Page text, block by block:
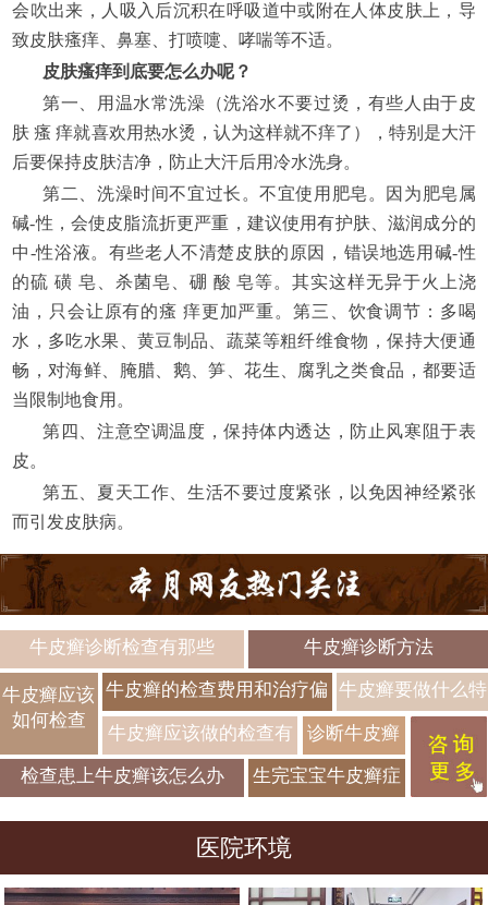
会吹出来，人吸入后沉积在呼吸道中或附在人体皮肤上，导
致皮肤瘙痒、鼻塞、打喷嚏、哮喘等不适。
皮肤瘙痒到底要怎么办呢？
第一、用温水常洗澡（洗浴水不要过烫，有些人由于皮
肤 瘙 痒就喜欢用热水烫，认为这样就不痒了），特别是大汗
后要保持皮肤洁净，防止大汗后用冷水洗身。
第二、洗澡时间不宜过长。不宜使用肥皂。因为肥皂属
碱-性，会使皮脂流折更严重，建议使用有护肤、滋润成分的
中-性浴液。有些老人不清楚皮肤的原因，错误地选用碱-性
的硫 磺 皂、杀菌皂、硼 酸 皂等。其实这样无异于火上浇
油，只会让原有的瘙 痒更加严重。第三、饮食调节：多喝
水，多吃水果、黄豆制品、蔬菜等粗纤维食物，保持大便通
畅，对海鲜、腌腊、鹅、笋、花生、腐乳之类食品，都要适
当限制地食用。
第四、注意空调温度，保持体内透达，防止风寒阻于表
皮。
第五、夏天工作、生活不要过度紧张，以免因神经紧张
而引发皮肤病。
牛皮癣诊断检查有那些 牛皮癣诊断方法
牛皮癣应该
如何检查
牛皮癣的检查费用和治疗偏
方
牛皮癣要做什么特
殊检查
牛皮癣应该做的检查有
哪些
诊断牛皮癣
的具体办法
检查患上牛皮癣该怎么办
生完宝宝牛皮癣症
医院环境